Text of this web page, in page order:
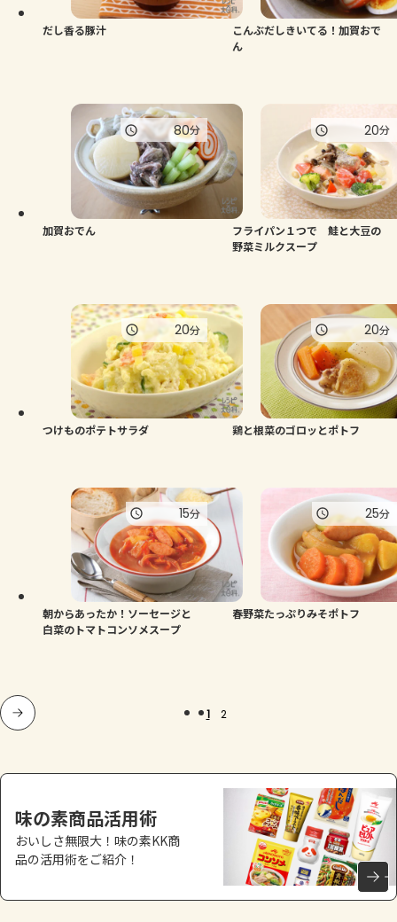
だし香る豚汁
こんぶだしきいてる！加賀おで
ん
加賀おでん
80分
フライパン１つで 鮭と大豆の
野菜ミルクスープ
20分
つけものポテトサラダ
20分
鶏と根菜のゴロッとポトフ
20分
朝からあったか！ソーセージと
白菜のトマトコンソメスープ
15分
春野菜たっぷりみそポトフ
25分
1 2
味の素商品活用術
おいしさ無限大！味の素KK商
品の活用術をご紹介！